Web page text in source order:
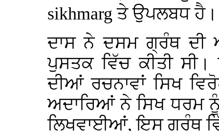
sikhmargਤੇ ਉਪਲਬਧ ਹੈ।
ਦਾਸ ਨੇ ਦਸਮ ਗ੍ਰੰਥ ਦੀ
ਪੁਸਤਕ ਵਿੱਚ ਕੀਤੀ
ਦੀਆਂ ਰਚਨਾਵਾਂ ਸਿਖ
ਅਦਾਰਿਆਂ ਨੇ ਸਿਖ
ਲਿਖਵਾਈਆਂ, ਇਸ ਗ੍ਰੰਥ